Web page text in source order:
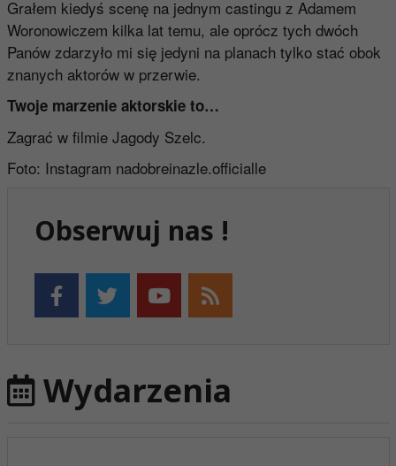
Grałem kiedyś scenę na jednym castingu z Adamem
Woronowiczem kilka lat temu, ale oprócz tych dwóch
Panów zdarzyło mi się jedyni na planach tylko stać obok
znanych aktorów w przerwie.
Twoje marzenie aktorskie to…
Zagrać w filmie Jagody Szelc.
Foto: Instagram nadobreinazle.officialle
Obserwuj nas !
Wydarzenia